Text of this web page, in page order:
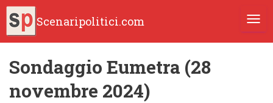
Scenaripolitici.com
Sondaggio Eumetra (28
novembre 2024)